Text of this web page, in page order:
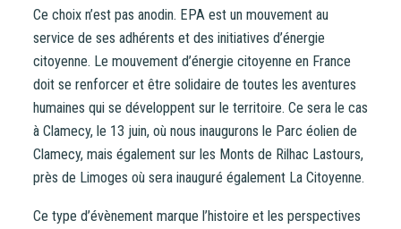
Valider
CONTACT
Ce choix n’est pas anodin. EPA est un mouvement au
service de ses adhérents et des initiatives d’énergie
citoyenne. Le mouvement d’énergie citoyenne en France
doit se renforcer et être solidaire de toutes les aventures
humaines qui se développent sur le territoire. Ce sera le cas
à Clamecy, le 13 juin, où nous inaugurons le Parc éolien de
Clamecy, mais également sur les Monts de Rilhac Lastours,
près de Limoges où sera inauguré également La Citoyenne.
Ce type d’évènement marque l’histoire et les perspectives
CoopHub